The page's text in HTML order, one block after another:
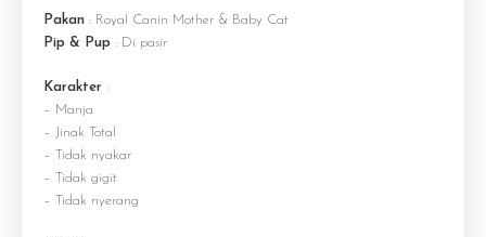
Pakan : Royal Canin Mother & Baby Cat
Pip & Pup : Di pasir
Karakter :
– Manja
– Jinak Total
– Tidak nyakar
– Tidak gigit
– Tidak nyerang